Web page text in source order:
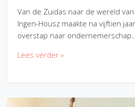
Van de Zuidas naar de wereld
Ingen-Housz maakte na vijftien
overstap naar ondernemerschap…
Lees verder »